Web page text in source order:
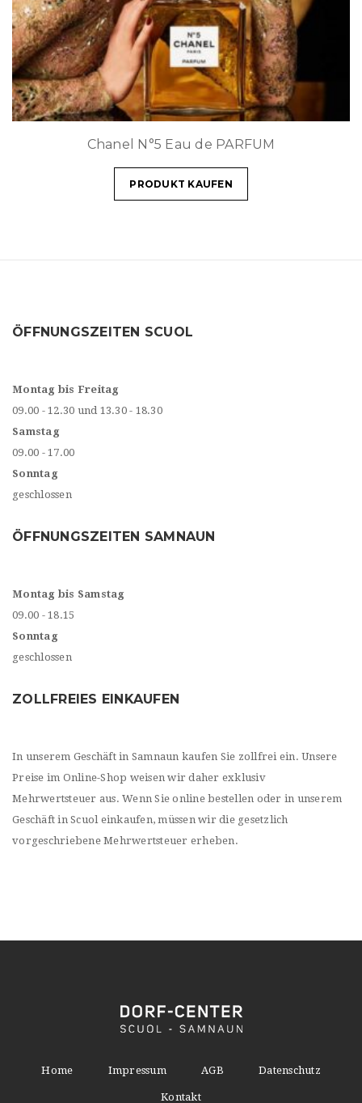
Chanel N°5 Eau de PARFUM
PRODUKT KAUFEN
ÖFFNUNGSZEITEN SCUOL
Montag bis Freitag
09.00 - 12.30 und 13.30 - 18.30
Samstag
09.00 - 17.00
Sonntag
geschlossen
ÖFFNUNGSZEITEN SAMNAUN
Montag bis Samstag
09.00 - 18.15
Sonntag
geschlossen
ZOLLFREIES EINKAUFEN
In unserem Geschäft in Samnaun kaufen Sie zollfrei ein. Unsere
Preise im Online-Shop weisen wir daher exklusiv
Mehrwertsteuer aus. Wenn Sie online bestellen oder in unserem
Geschäft in Scuol einkaufen, müssen wir die gesetzlich
vorgeschriebene Mehrwertsteuer erheben.
Home Impressum AGB Datenschutz
Kontakt